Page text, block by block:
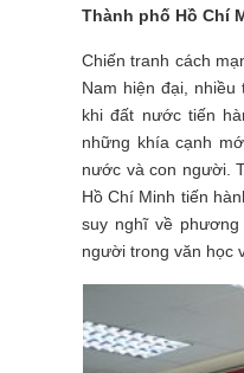
Thành phố Hồ Chí
Chiến tranh cách
Nam hiện đại,
khi đất nước tiến
những khía cạnh
nước và con người.
Hồ Chí Minh tiến
suy nghĩ về
người trong văn học